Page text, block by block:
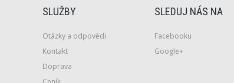
SLUŽBY
Otázky a odpovědi
Kontakt
Doprava
SLEDUJ NÁS NA
Facebooku
Google+